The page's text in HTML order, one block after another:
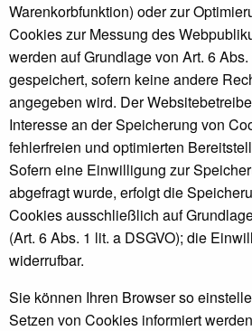
Warenkorbfunktion) oder zur
Cookies zur Messung des
werden auf Grundlage von Art. 6
gespeichert, sofern keine andere
angegeben wird. Der
Interesse an der Speicherung von
fehlerfreien und optimierten
Sofern eine Einwilligung zur
abgefragt wurde, erfolgt die
Cookies ausschließlich auf
(Art. 6 Abs. 1 lit. a DSGVO); die
widerrufbar.
Sie können Ihren Browser so
Setzen von Cookies informiert